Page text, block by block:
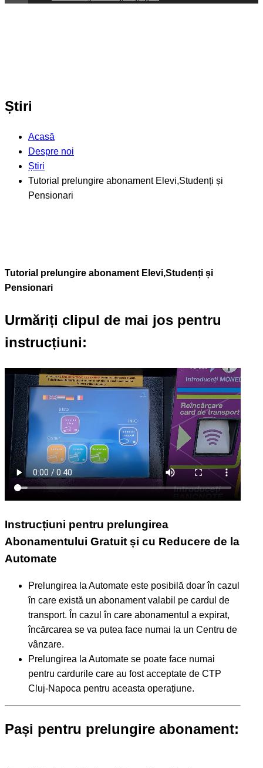
Știri
Acasă
Despre noi
Știri
Tutorial prelungire abonament Elevi,Studenți și
Pensionari
Tutorial prelungire abonament Elevi,Studenți și
Pensionari
Urmăriți clipul de mai jos pentru
instrucțiuni:
Instrucțiuni pentru prelungirea
Abonamentului Gratuit și cu Reducere de la
Automate
Prelungirea la Automate este posibilă doar în cazul
în care există un abonament valabil pe cardul de
transport. În cazul în care abonamentul a expirat,
încărcarea se va putea face numai la un Centru de
vânzare.
Prelungirea la Automate se poate face numai
pentru cardurile care au fost acceptate de CTP
Cluj-Napoca pentru aceasta operațiune.
Pași pentru prelungire abonament: